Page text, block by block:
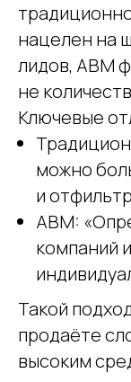
нацелен на
лидов, ABM
не
Ключевые
можно
и
ABM:
компаний
Такой
продаёте
высоким